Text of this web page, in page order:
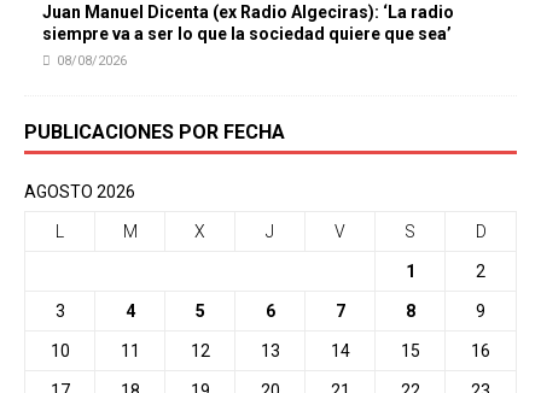
Juan Manuel Dicenta (ex Radio Algeciras): ‘La radio
siempre va a ser lo que la sociedad quiere que sea’
08/08/2026
PUBLICACIONES POR FECHA
AGOSTO 2026
M X J V S D
1 2
3 4 5 6 7 8 9
10 11 12 13 14 15 16